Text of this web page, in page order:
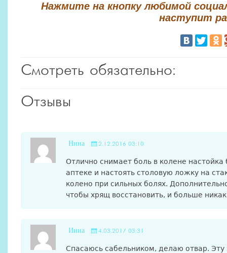
Нажмите на кнопку любимой
наступит
Смотреть обязательно:
Отзывы
Нина 2.12.2016 03:10
Отлично снимает боль в колене
аптеке и настоять столовую ложку на
колено при сильных болях.
чтобы хрящ восстановить, и больше
Инна 4.03.2017 03:31
Спасаюсь сабельником, делаю отвар. Эту